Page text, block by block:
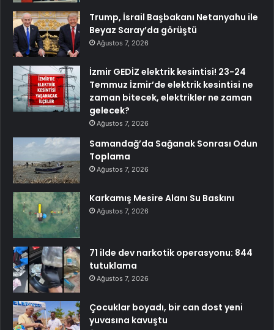
Trump, İsrail Başbakanı Netanyahu ile
Beyaz Saray’da görüştü
Ağustos 7, 2026
İzmir GEDİZ elektrik kesintisi! 23-24
Temmuz İzmir’de elektrik kesintisi ne
zaman bitecek, elektrikler ne zaman
gelecek?
Ağustos 7, 2026
Samandağ’da Sağanak Sonrası Odun
Toplama
Ağustos 7, 2026
Karkamış Mesire Alanı Su Baskını
Ağustos 7, 2026
71 ilde dev narkotik operasyonu: 844
tutuklama
Ağustos 7, 2026
Çocuklar boyadı, bir can dost yeni
yuvasına kavuştu